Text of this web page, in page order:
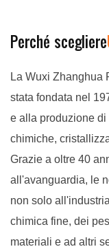
Perché scegliere
La Wuxi Zhanghua
stata fondata nel
e alla produzione
chimiche,
Grazie a oltre 40
all'avanguardia, le
non solo
chimica fine, dei
materiali e ad altri